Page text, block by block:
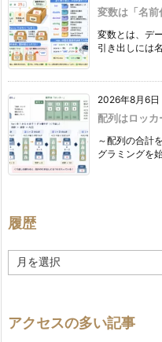
変数は「名前
変数とは、デ
引き出しには
2026年8月6日
配列はロッカ
～配列の合計
グラミングを
履歴
歴
アクセスの多い記事